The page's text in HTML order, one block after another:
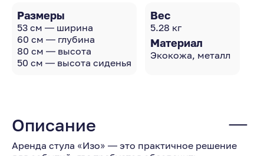
Размеры
53 см — ширина
60 см — глубина
80 см — высота
50 см — высота сиденья
Вес
5.28 кг
Материал
Экокожа, металл
Описание
Аренда стула «Изо» — это практичное решение